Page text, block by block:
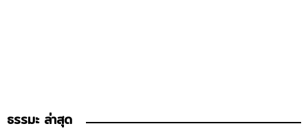
ธรรมะ ล่าสุด